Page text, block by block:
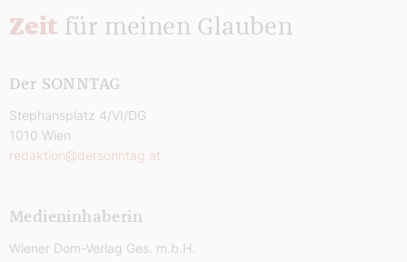
Zeit für meinen Glauben
Der SONNTAG
Stephansplatz 4/VI/DG
1010 Wien
redaktion@dersonntag.at
Medieninhaberin
Wiener Dom-Verlag Ges. m.b.H.